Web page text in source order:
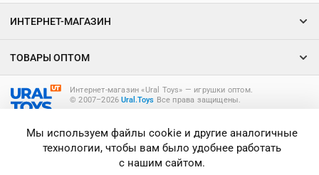
Интернет-магазин «Ural Toys» ― игрушки оптом.
© 2007–2026Ural.Toys Все права защищены.
ИНТЕРНЕТ-МАГАЗИН
ТОВАРЫ ОПТОМ
Мы используем файлы cookie и другие аналогичные
технологии, чтобы вам было удобнее работать
с нашим сайтом.